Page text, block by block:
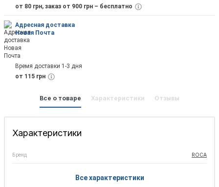
от 80 грн, заказ от 900 грн – бесплатно
Адресная доставка
Новая Почта
Время доставки 1-3 дня
от 115 грн
Все о товаре Характеристики Отзывы
Характеристики
Бренд ROCA
Все характеристики